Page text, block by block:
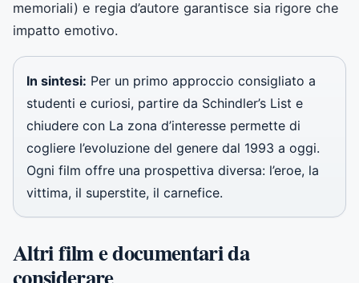
memoriali) e regia d’autore garantisce sia rigore che
impatto emotivo.
In sintesi: Per un primo approccio consigliato a
studenti e curiosi, partire da Schindler’s List e
chiudere con La zona d’interesse permette di
cogliere l’evoluzione del genere dal 1993 a oggi.
Ogni film offre una prospettiva diversa: l’eroe, la
vittima, il superstite, il carnefice.
Altri film e documentari da
considerare